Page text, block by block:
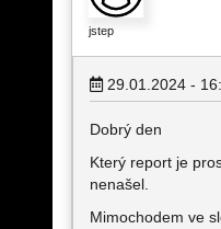
jstep
29.01.2024 -
Dobrý den
Který report je
nenašel.
Mimochodem ve